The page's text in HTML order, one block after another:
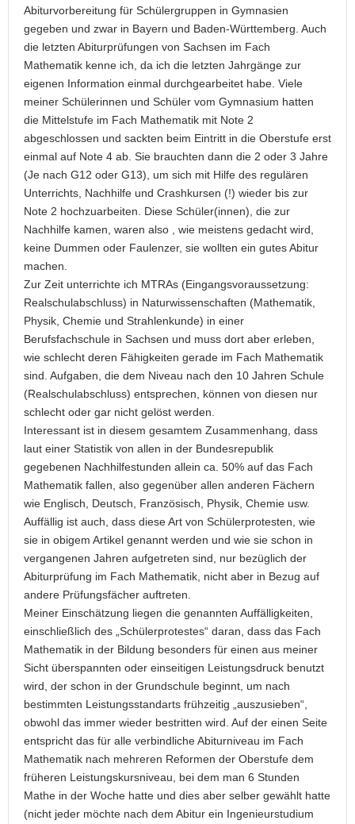
Abiturvorbereitung für Schülergruppen in Gymnasien
gegeben und zwar in Bayern und Baden-Württemberg. Auch
die letzten Abiturprüfungen von Sachsen im Fach
Mathematik kenne ich, da ich die letzten Jahrgänge zur
eigenen Information einmal durchgearbeitet habe. Viele
meiner Schülerinnen und Schüler vom Gymnasium hatten
die Mittelstufe im Fach Mathematik mit Note 2
abgeschlossen und sackten beim Eintritt in die Oberstufe erst
einmal auf Note 4 ab. Sie brauchten dann die 2 oder 3 Jahre
(Je nach G12 oder G13), um sich mit Hilfe des regulären
Unterrichts, Nachhilfe und Crashkursen (!) wieder bis zur
Note 2 hochzuarbeiten. Diese Schüler(innen), die zur
Nachhilfe kamen, waren also , wie meistens gedacht wird,
keine Dummen oder Faulenzer, sie wollten ein gutes Abitur
machen.
Zur Zeit unterrichte ich MTRAs (Eingangsvoraussetzung:
Realschulabschluss) in Naturwissenschaften (Mathematik,
Physik, Chemie und Strahlenkunde) in einer
Berufsfachschule in Sachsen und muss dort aber erleben,
wie schlecht deren Fähigkeiten gerade im Fach Mathematik
sind. Aufgaben, die dem Niveau nach den 10 Jahren Schule
(Realschulabschluss) entsprechen, können von diesen nur
schlecht oder gar nicht gelöst werden.
Interessant ist in diesem gesamtem Zusammenhang, dass
laut einer Statistik von allen in der Bundesrepublik
gegebenen Nachhilfestunden allein ca. 50% auf das Fach
Mathematik fallen, also gegenüber allen anderen Fächern
wie Englisch, Deutsch, Französisch, Physik, Chemie usw.
Auffällig ist auch, dass diese Art von Schülerprotesten, wie
sie in obigem Artikel genannt werden und wie sie schon in
vergangenen Jahren aufgetreten sind, nur bezüglich der
Abiturprüfung im Fach Mathematik, nicht aber in Bezug auf
andere Prüfungsfächer auftreten.
Meiner Einschätzung liegen die genannten Auffälligkeiten,
einschließlich des „Schülerprotestes“ daran, dass das Fach
Mathematik in der Bildung besonders für einen aus meiner
Sicht überspannten oder einseitigen Leistungsdruck benutzt
wird, der schon in der Grundschule beginnt, um nach
bestimmten Leistungsstandarts frühzeitig „auszusieben“,
obwohl das immer wieder bestritten wird. Auf der einen Seite
entspricht das für alle verbindliche Abiturniveau im Fach
Mathematik nach mehreren Reformen der Oberstufe dem
früheren Leistungskursniveau, bei dem man 6 Stunden
Mathe in der Woche hatte und dies aber selber gewählt hatte
(nicht jeder möchte nach dem Abitur ein Ingenieurstudium